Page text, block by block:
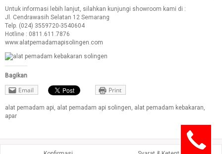
Untuk informasi lebih lanjut, silahkan kunjungi showroom kami di :
Jl. Cendrawasih Selatan 12 Semarang
Telp. (024) 3559720-3540604
Hotline : 0811.611.7876
www.alatpemadamapisolingen.com
Bagikan
Email Print
alat pemadam api, alat pemadam api solingen, alat pemadam kebakaran,
apar